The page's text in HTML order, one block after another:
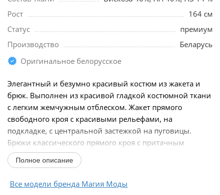
Рост
164 см
Статус
премиум
Производство
Беларусь
Оригинальное белорусское
Элегантный и безумно красивый костюм из жакета и
брюк. Выполнен из красивой гладкой костюмной ткани
с легким жемчужным отблеском. Жакет прямого
свободного кроя с красивыми рельефами, на
подкладке, с центральной застежкой на пуговицы.
Брюки классического прямого кроя с притачным
поясом...
Полное описание
Все модели бренда Магия Моды